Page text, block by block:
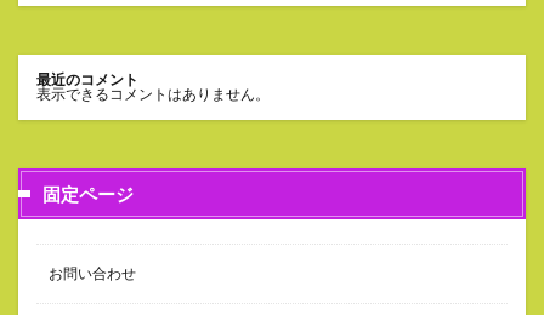
最近のコメント
表示できるコメントはありません。
固定ページ
お問い合わせ